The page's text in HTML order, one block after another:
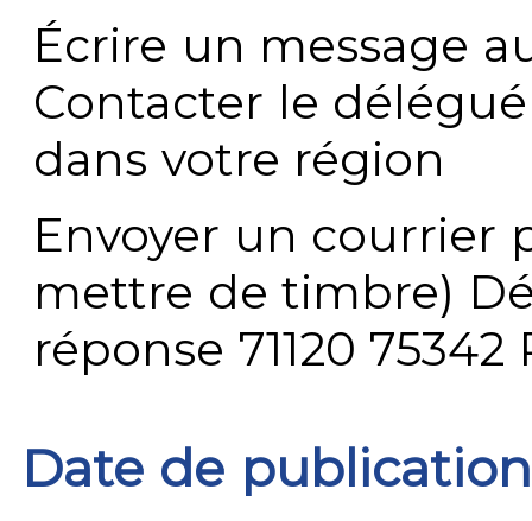
Écrire un message
Contacter le
dans votre région
Envoyer un courrier
mettre de timbre)
réponse 71120 75342
Date de publication